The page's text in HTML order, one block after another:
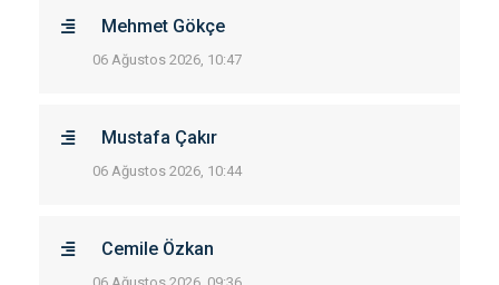
Mehmet Gökçe
06 Ağustos 2026, 10:47
Mustafa Çakır
06 Ağustos 2026, 10:44
Cemile Özkan